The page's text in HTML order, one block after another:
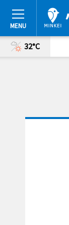
32°C